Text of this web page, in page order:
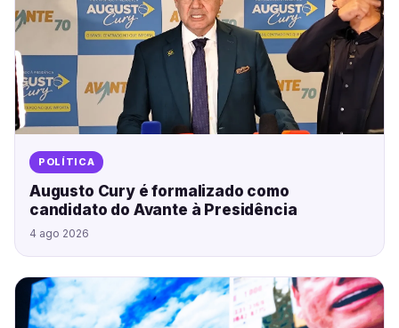
POLÍTICA
Augusto Cury é formalizado como
candidato do Avante à Presidência
4 ago 2026